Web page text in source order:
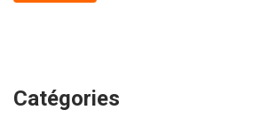
Catégories